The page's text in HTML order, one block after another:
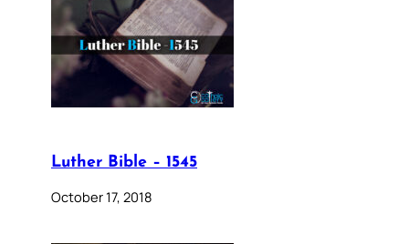
Luther Bible – 1545
October 17, 2018